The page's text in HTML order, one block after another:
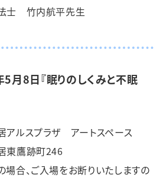
士 竹内航平先生
月8日『眠りのしくみと不眠
アルスプラザ アートスペース
東鷹跡町246
合、ご入場をお断りいたしますの